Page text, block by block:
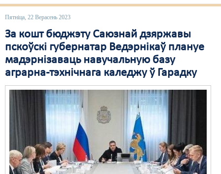
Пятніца, 22 Верасень 2023
За кошт бюджэту Саюзнай дзяржавы
пскоўскі губернатар Ведэрнікаў плануе
мадэрнізаваць навучальную базу
аграрна-тэхнічнага каледжу ў Гарадку
Свабода слова
Свабода сумленьня
Сьмяротнае пакараньне
Правы працоўных
Сацыяльныя правы